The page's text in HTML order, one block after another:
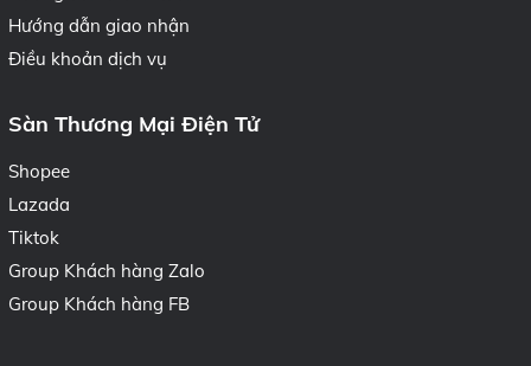
Hướng dẫn giao nhận
Điều khoản dịch vụ
Sàn Thương Mại Điện Tử
Shopee
Lazada
Tiktok
Group Khách hàng Zalo
Group Khách hàng FB